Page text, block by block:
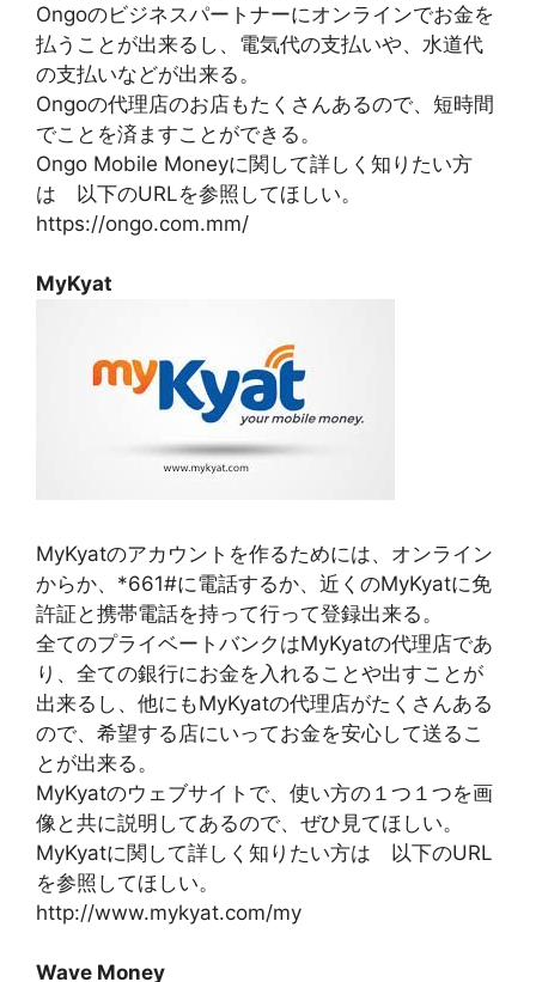
Ongoのビジネスパートナーにオンラインでお金を
払うことが出来るし、電気代の支払いや、水道代
の支払いなどが出来る。
Ongoの代理店のお店もたくさんあるので、短時間
でことを済ますことができる。
Ongo Mobile Moneyに関して詳しく知りたい方
は 以下のURLを参照してほしい。
https://ongo.com.mm/
MyKyat
MyKyatのアカウントを作るためには、オンライン
からか、*661#に電話するか、近くのMyKyatに免
許証と携帯電話を持って行って登録出来る。
全てのプライベートバンクはMyKyatの代理店であ
り、全ての銀行にお金を入れることや出すことが
出来るし、他にもMyKyatの代理店がたくさんある
ので、希望する店にいってお金を安心して送るこ
とが出来る。
MyKyatのウェブサイトで、使い方の１つ１つを画
像と共に説明してあるので、ぜひ見てほしい。
MyKyatに関して詳しく知りたい方は 以下のURL
を参照してほしい。
http://www.mykyat.com/my
Wave Money